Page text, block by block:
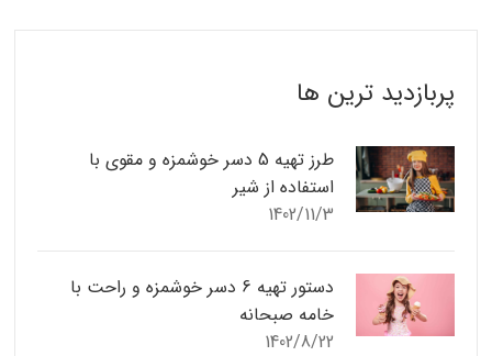
پربازدید ترین ها
طرز تهیه 5 دسر خوشمزه و مقوی با
استفاده از شیر
1402/11/3
دستور تهیه 6 دسر خوشمزه و راحت با
خامه صبحانه
1402/8/22